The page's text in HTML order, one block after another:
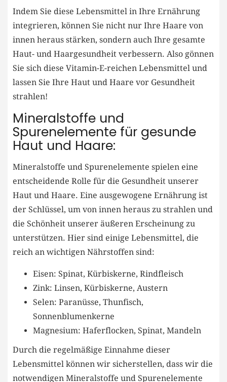
Indem Sie diese Lebensmittel in Ihre Ernährung
integrieren, können Sie nicht nur Ihre Haare von
innen heraus stärken, sondern auch Ihre gesamte
Haut- und Haargesundheit verbessern. Also gönnen
Sie sich diese Vitamin-E-reichen Lebensmittel und
lassen Sie Ihre Haut und Haare vor Gesundheit
strahlen!
Mineralstoffe und
Spurenelemente für gesunde
Haut und Haare:
Mineralstoffe und Spurenelemente spielen eine
entscheidende Rolle für die Gesundheit unserer
Haut und Haare. Eine ausgewogene Ernährung ist
der Schlüssel, um von innen heraus zu strahlen und
die Schönheit unserer äußeren Erscheinung zu
unterstützen. Hier sind einige Lebensmittel, die
reich an wichtigen Nährstoffen sind:
Eisen: Spinat, Kürbiskerne, Rindfleisch
Zink: Linsen, Kürbiskerne, Austern
Selen: Paranüsse, Thunfisch,
Sonnenblumenkerne
Magnesium: Haferflocken, Spinat, Mandeln
Durch die regelmäßige Einnahme dieser
Lebensmittel können wir sicherstellen, dass wir die
notwendigen Mineralstoffe und Spurenelemente